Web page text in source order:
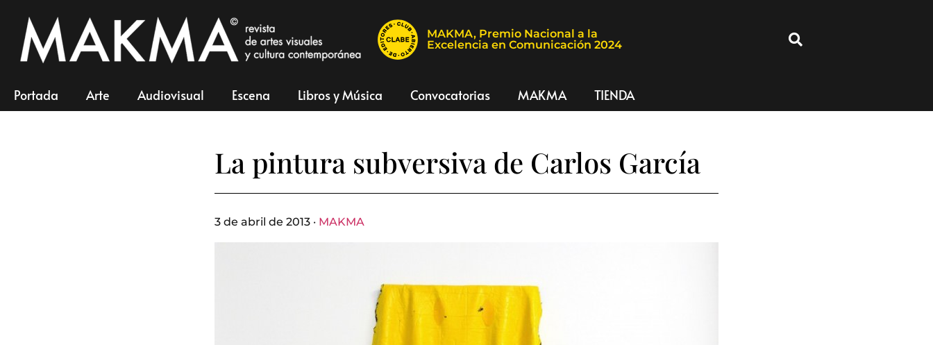
MAKMA, Premio Nacional a la
Excelencia en Comunicación 2024
Portada Arte Audiovisual Escena Libros y Música Convocatorias MAKMA TIENDA
La pintura subversiva de Carlos García
3 de abril de 2013 · MAKMA